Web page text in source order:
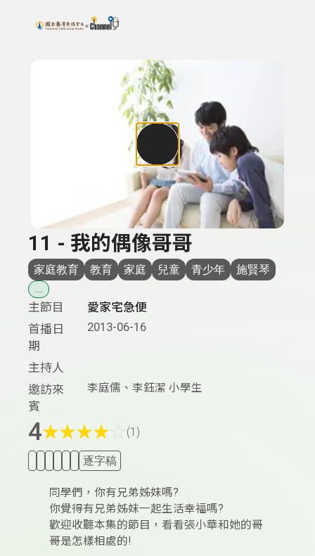
上方功能區塊
搜尋關鍵字：可輸入節目名稱、主持人或關鍵字
11 - 我的偶像哥哥
家庭教育 教育 家庭 兒童 青少年 施賢琴
...
主節目
愛家宅急便
首播日
期
2013-06-16
主持人
邀訪來
賓
李庭儒、李鈺潔 小學生
4★★★★ (1)
逐字稿
同學們，你有兄弟姊妹嗎?
你覺得有兄弟姊妹一起生活幸福嗎?
歡迎收聽本集的節目，看看張小華和她的哥
哥是怎樣相處的!